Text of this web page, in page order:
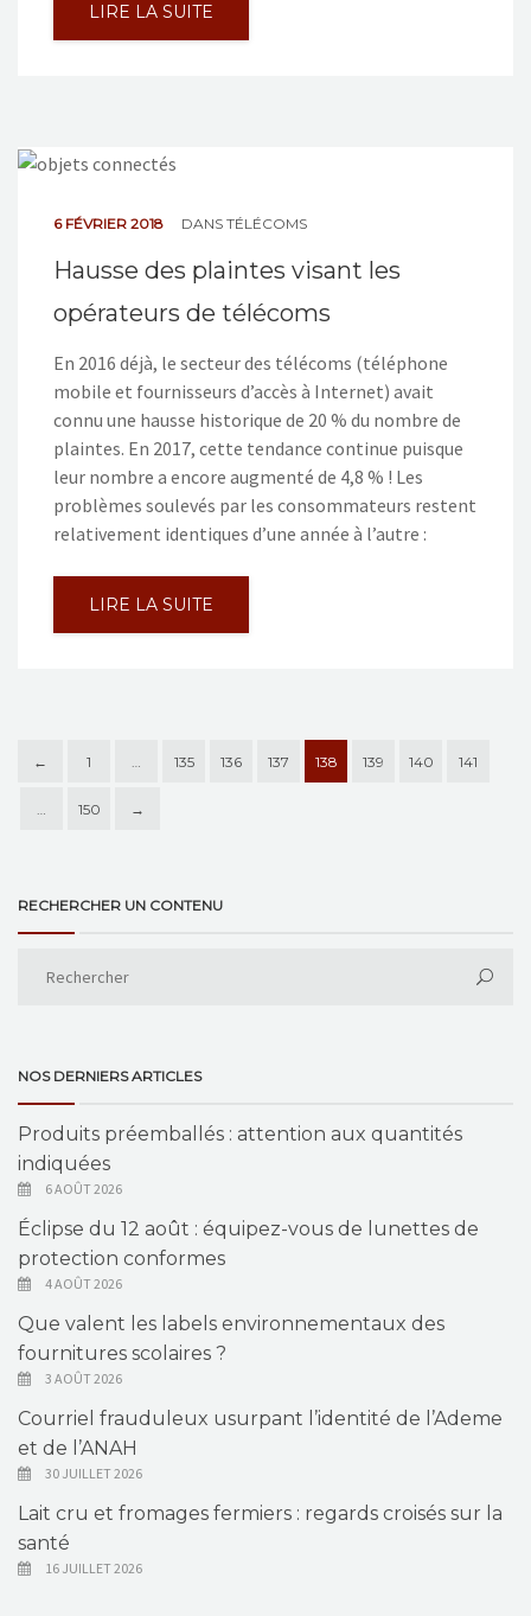
LIRE LA SUITE
6 FÉVRIER 2018 DANS TÉLÉCOMS
Hausse des plaintes visant les
opérateurs de télécoms
En 2016 déjà, le secteur des télécoms (téléphone
mobile et fournisseurs d’accès à Internet) avait
connu une hausse historique de 20 % du nombre de
plaintes. En 2017, cette tendance continue puisque
leur nombre a encore augmenté de 4,8 % ! Les
problèmes soulevés par les consommateurs restent
relativement identiques d’une année à l’autre :
LIRE LA SUITE
← 1 … 135 136 137 138 139 140 141
… 150 →
RECHERCHER UN CONTENU
NOS DERNIERS ARTICLES
Produits préemballés : attention aux quantités
indiquées
6 AOÛT 2026
Éclipse du 12 août : équipez-vous de lunettes de
protection conformes
4 AOÛT 2026
Que valent les labels environnementaux des
fournitures scolaires ?
3 AOÛT 2026
Courriel frauduleux usurpant l’identité de l’Ademe
et de l’ANAH
30 JUILLET 2026
Lait cru et fromages fermiers : regards croisés sur la
santé
16 JUILLET 2026